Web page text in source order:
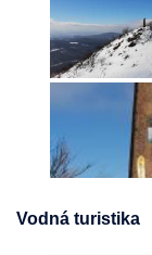
Vodná turistika